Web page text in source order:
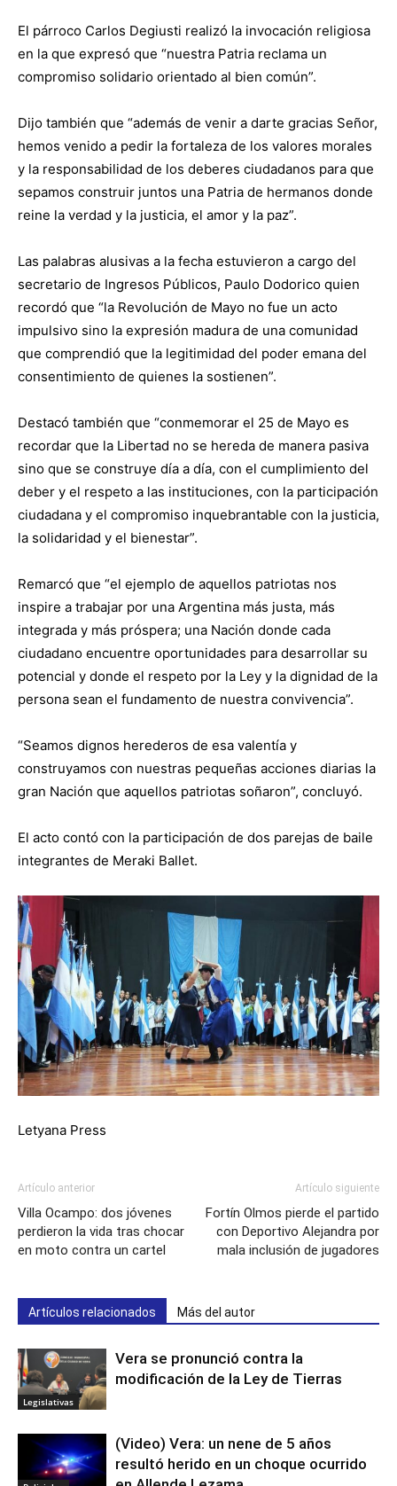
El párroco Carlos Degiusti realizó la invocación religiosa
en la que expresó que “nuestra Patria reclama un
compromiso solidario orientado al bien común”.
Dijo también que “además de venir a darte gracias Señor,
hemos venido a pedir la fortaleza de los valores morales
y la responsabilidad de los deberes ciudadanos para que
sepamos construir juntos una Patria de hermanos donde
reine la verdad y la justicia, el amor y la paz”.
Las palabras alusivas a la fecha estuvieron a cargo del
secretario de Ingresos Públicos, Paulo Dodorico quien
recordó que “la Revolución de Mayo no fue un acto
impulsivo sino la expresión madura de una comunidad
que comprendió que la legitimidad del poder emana del
consentimiento de quienes la sostienen”.
Destacó también que “conmemorar el 25 de Mayo es
recordar que la Libertad no se hereda de manera pasiva
sino que se construye día a día, con el cumplimiento del
deber y el respeto a las instituciones, con la participación
ciudadana y el compromiso inquebrantable con la justicia,
la solidaridad y el bienestar”.
Remarcó que “el ejemplo de aquellos patriotas nos
inspire a trabajar por una Argentina más justa, más
integrada y más próspera; una Nación donde cada
ciudadano encuentre oportunidades para desarrollar su
potencial y donde el respeto por la Ley y la dignidad de la
persona sean el fundamento de nuestra convivencia”.
“Seamos dignos herederos de esa valentía y
construyamos con nuestras pequeñas acciones diarias la
gran Nación que aquellos patriotas soñaron”, concluyó.
El acto contó con la participación de dos parejas de baile
integrantes de Meraki Ballet.
Letyana Press
Artículo anterior
Villa Ocampo: dos jóvenes
perdieron la vida tras chocar
en moto contra un cartel
Artículo siguiente
Fortín Olmos pierde el partido
con Deportivo Alejandra por
mala inclusión de jugadores
Artículos relacionados Más del autor
Legislativas
Vera se pronunció contra la
modificación de la Ley de Tierras
(Video) Vera: un nene de 5 años
resultó herido en un choque ocurrido